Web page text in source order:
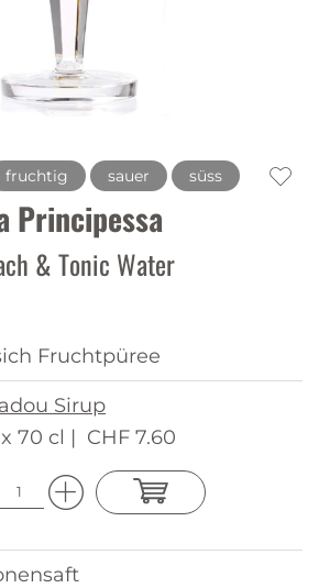
fruchtig sauer süss
Principessa
& Tonic Water
Fruchtpüree
Sirup
x 70 cl | CHF 7.60